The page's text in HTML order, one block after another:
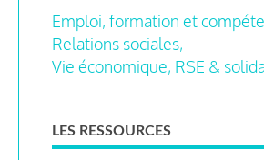
Emploi, formation et
Relations sociales,
Vie économique, RSE &
LES RESSOURCES